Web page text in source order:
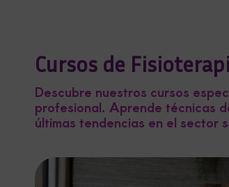
Cursos de
Descubre nuestros cursos
profesional. Aprende técnicas
últimas tendencias en el sector